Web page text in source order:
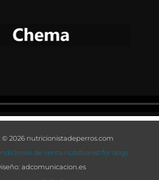
© 2026 nutricionistadeperros.com
de venta nutritionist for dogs
adcomunicacion.es